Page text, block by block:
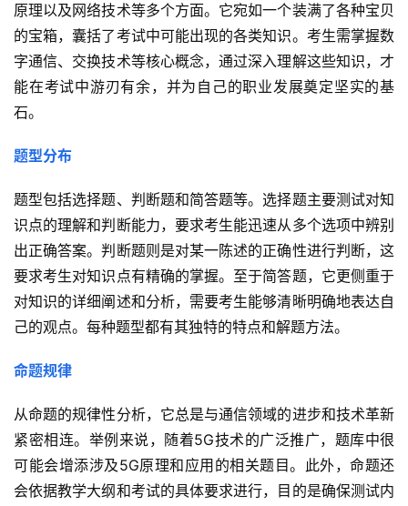
原理以及网络技术等多个方面。它宛如一个装满了各种宝贝
的宝箱，囊括了考试中可能出现的各类知识。考生需掌握数
字通信、交换技术等核心概念，通过深入理解这些知识，才
能在考试中游刃有余，并为自己的职业发展奠定坚实的基
石。
题型分布
题型包括选择题、判断题和简答题等。选择题主要测试对知
识点的理解和判断能力，要求考生能迅速从多个选项中辨别
出正确答案。判断题则是对某一陈述的正确性进行判断，这
要求考生对知识点有精确的掌握。至于简答题，它更侧重于
对知识的详细阐述和分析，需要考生能够清晰明确地表达自
己的观点。每种题型都有其独特的特点和解题方法。
命题规律
从命题的规律性分析，它总是与通信领域的进步和技术革新
紧密相连。举例来说，随着5G技术的广泛推广，题库中很
可能会增添涉及5G原理和应用的相关题目。此外，命题还
会依据教学大纲和考试的具体要求进行，目的是确保测试内